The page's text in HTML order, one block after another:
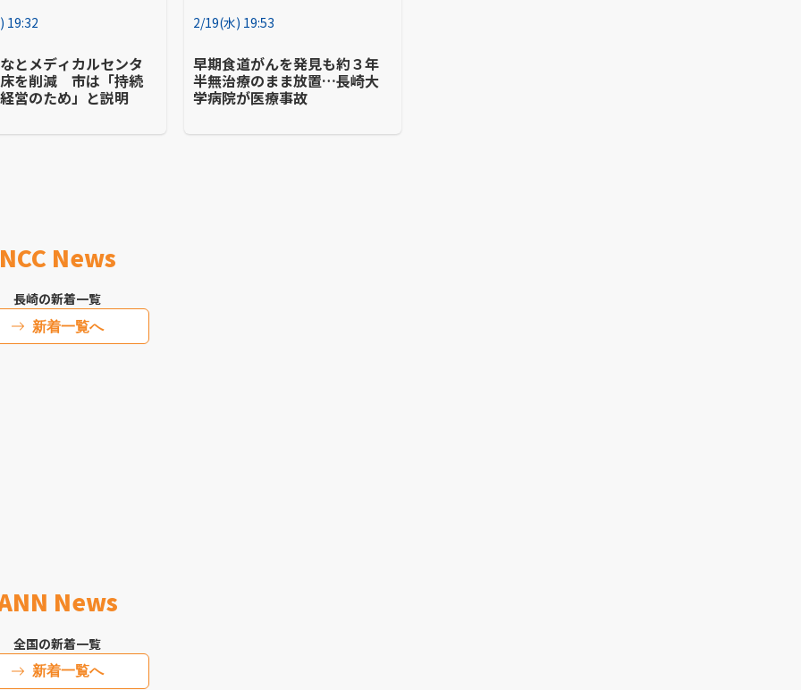
19:32
とメディカルセンタ
を削減 市は「持続
営のため」と説明
2/19(水) 19:53
早期食道がんを発見も約３年
半無治療のまま放置…長崎大
学病院が医療事故
News
長崎の新着一覧
新着一覧へ
News
全国の新着一覧
新着一覧へ